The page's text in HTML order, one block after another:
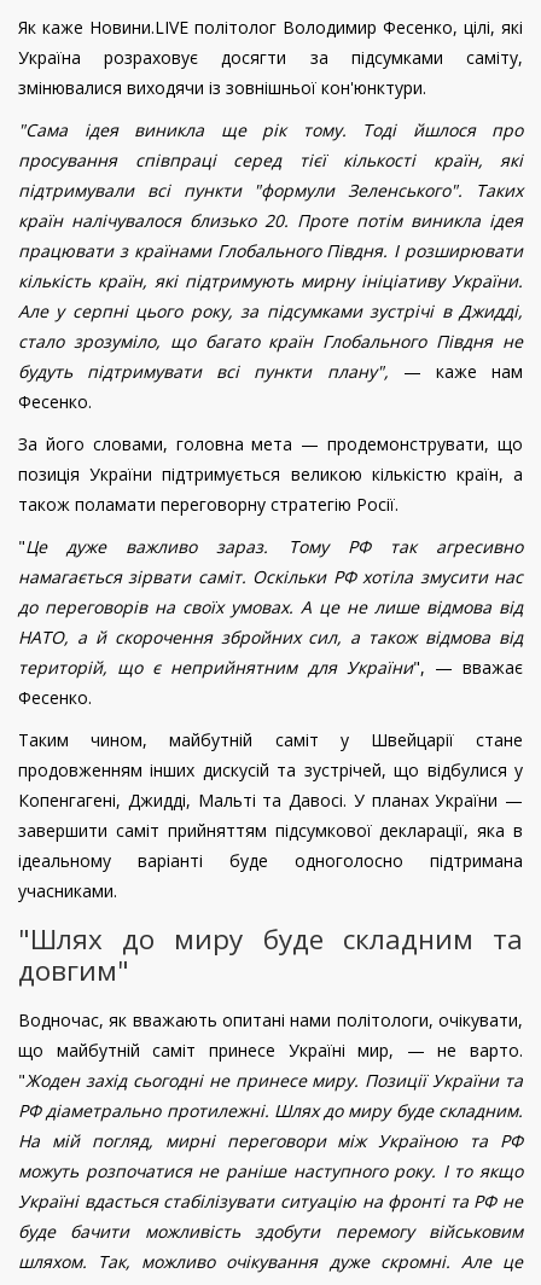
Як каже Новини.LIVE політолог Володимир Фесенко, цілі, які
Україна розраховує досягти за підсумками саміту,
змінювалися виходячи із зовнішньої кон'юнктури.
"Сама ідея виникла ще рік тому. Тоді йшлося про
просування співпраці серед тієї кількості країн, які
підтримували всі пункти "формули Зеленського". Таких
країн налічувалося близько 20. Проте потім виникла ідея
працювати з країнами Глобального Півдня. І розширювати
кількість країн, які підтримують мирну ініціативу України.
Але у серпні цього року, за підсумками зустрічі в Джидді,
стало зрозуміло, що багато країн Глобального Півдня не
будуть підтримувати всі пункти плану", — каже нам
Фесенко.
За його словами, головна мета — продемонструвати, що
позиція України підтримується великою кількістю країн, а
також поламати переговорну стратегію Росії.
"Це дуже важливо зараз. Тому РФ так агресивно
намагається зірвати саміт. Оскільки РФ хотіла змусити нас
до переговорів на своїх умовах. А це не лише відмова від
НАТО, а й скорочення збройних сил, а також відмова від
територій, що є неприйнятним для України", — вважає
Фесенко.
Таким чином, майбутній саміт у Швейцарії стане
продовженням інших дискусій та зустрічей, що відбулися у
Копенгагені, Джидді, Мальті та Давосі. У планах України —
завершити саміт прийняттям підсумкової декларації, яка в
ідеальному варіанті буде одноголосно підтримана
учасниками.
"Шлях до миру буде складним та
довгим"
Водночас, як вважають опитані нами політологи, очікувати,
що майбутній саміт принесе Україні мир, — не варто.
"Жоден захід сьогодні не принесе миру. Позиції України та
РФ діаметрально протилежні. Шлях до миру буде складним.
На мій погляд, мирні переговори між Україною та РФ
можуть розпочатися не раніше наступного року. І то якщо
Україні вдасться стабілізувати ситуацію на фронті та РФ не
буде бачити можливість здобути перемогу військовим
шляхом. Так, можливо очікування дуже скромні. Але це